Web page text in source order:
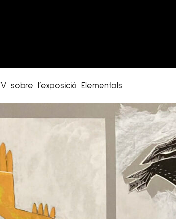
sobre l’exposició Elementals